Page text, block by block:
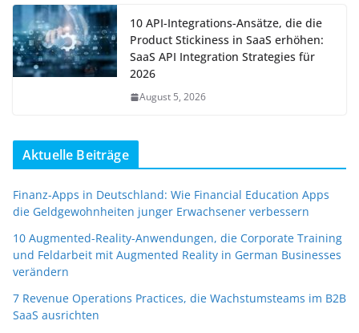
10 API-Integrations-Ansätze, die die
Product Stickiness in SaaS erhöhen:
SaaS API Integration Strategies für
2026
August 5, 2026
Aktuelle Beiträge
Finanz-Apps in Deutschland: Wie Financial Education Apps
die Geldgewohnheiten junger Erwachsener verbessern
10 Augmented-Reality-Anwendungen, die Corporate Training
und Feldarbeit mit Augmented Reality in German Businesses
verändern
7 Revenue Operations Practices, die Wachstumsteams im B2B
SaaS ausrichten